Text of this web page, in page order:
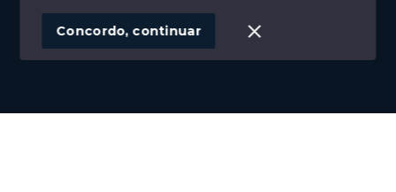
SITE PARA IMOBILIARIA
Concordo, continuar